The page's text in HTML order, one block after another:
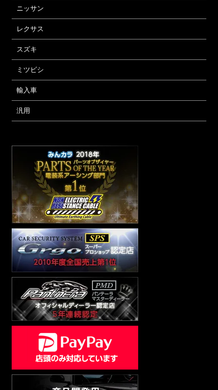
ニッサン
レクサス
スズキ
ミツビシ
輸入車
汎用